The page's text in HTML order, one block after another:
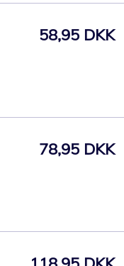
58,95 DKK
78,95 DKK